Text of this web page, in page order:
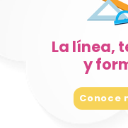
La línea,
y
Conoce